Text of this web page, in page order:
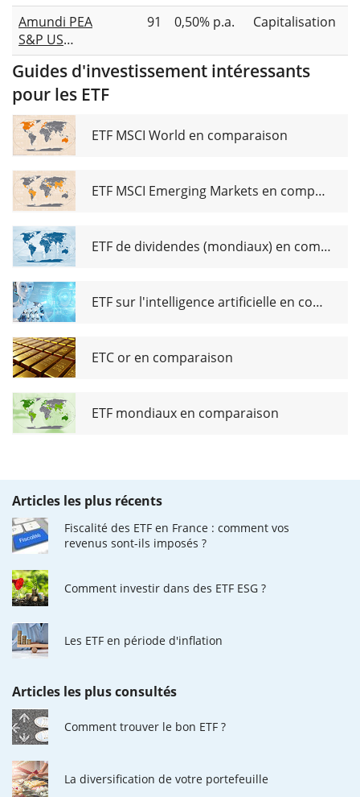
UCITS ETF
Class A USD
ACC
Sector
UCITS ETF
Amundi PEA
S&P US
Industrials
Screened
UCITS ETF
91 0,50% p.a. Capitalisation
Guides d'investissement intéressants
pour les ETF
ETF MSCI World en comparaison
ETF MSCI Emerging Markets en comparaison
ETF de dividendes (mondiaux) en comparaison
ETF sur l'intelligence artificielle en comparaison
ETC or en comparaison
ETF mondiaux en comparaison
Articles les plus récents
Fiscalité des ETF en France : comment vos
revenus sont-ils imposés ?
Comment investir dans des ETF ESG ?
Les ETF en période d'inflation
Articles les plus consultés
Comment trouver le bon ETF ?
La diversification de votre portefeuille